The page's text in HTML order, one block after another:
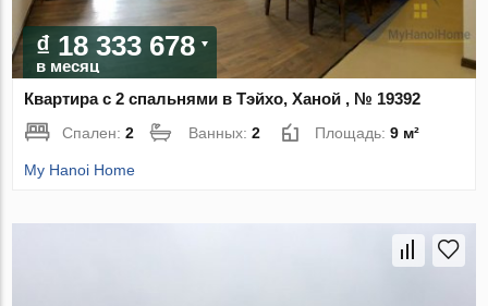
₫ 18 333 678
в месяц
Квартира с 2 спальнями в Тэйхо, Ханой , № 19392
Спален:2 Ванных:2 Площадь:9 м²
My Hanoi Home